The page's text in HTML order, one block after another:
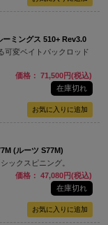
ーミングス 510+ Rev3.0
可変ベイトパックロッド
価格： 71,500円(税込)
在庫切れ
(ルーツ S77M)
ックスピニング。
価格： 47,080円(税込)
在庫切れ